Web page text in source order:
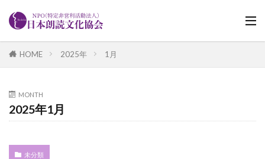
HOME 2025年 1月
MONTH
2025年1月
未分類